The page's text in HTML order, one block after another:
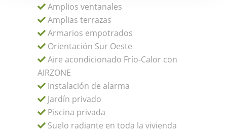
Amplios ventanales
Amplias terrazas
Armarios empotrados
Orientación Sur Oeste
Aire acondicionado Frío-Calor con
AIRZONE
Instalación de alarma
Jardín privado
Piscina privada
Suelo radiante en toda la vivienda